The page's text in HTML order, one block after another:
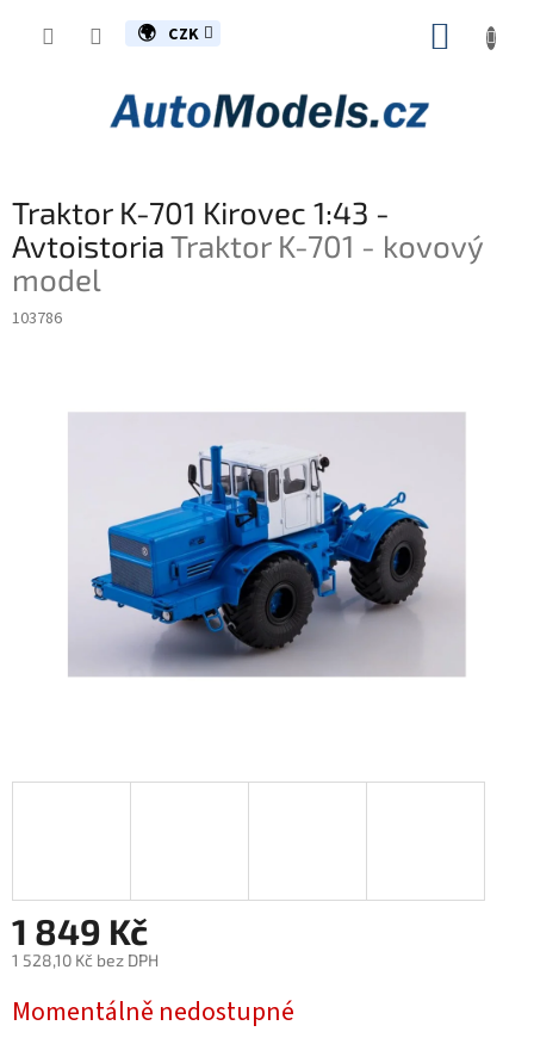
CZK
Traktor K-701 Kirovec 1:43 -
AvtoistoriaTraktor K-701 - kovový
model
103786
1 849 Kč
1 528,10 Kč bez DPH
cena:
Momentálně nedostupné